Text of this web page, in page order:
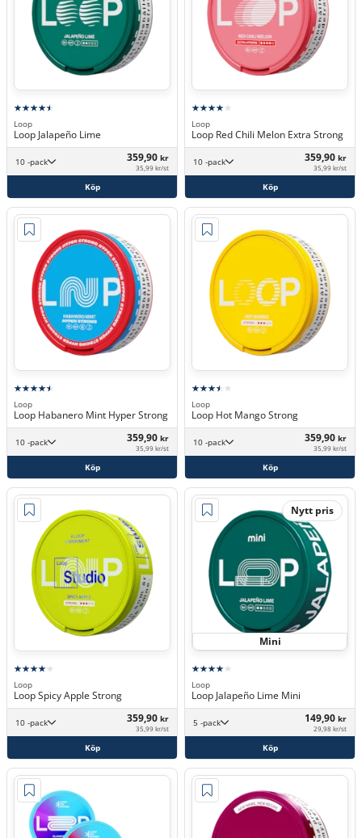
Loop
Loop Jalapeño Lime
10 -pack 359,90 kr
35,99 kr/st
Köp
Loop
Loop Red Chili Melon Extra Strong
10 -pack 359,90 kr
35,99 kr/st
Köp
Loop
Loop Habanero Mint Hyper Strong
10 -pack 359,90 kr
35,99 kr/st
Köp
Loop
Loop Hot Mango Strong
10 -pack 359,90 kr
35,99 kr/st
Köp
Loop
Loop Spicy Apple Strong
10 -pack 359,90 kr
35,99 kr/st
Köp
Nytt pris
Mini
Loop
Loop Jalapeño Lime Mini
5 -pack 149,90 kr
29,98 kr/st
Köp